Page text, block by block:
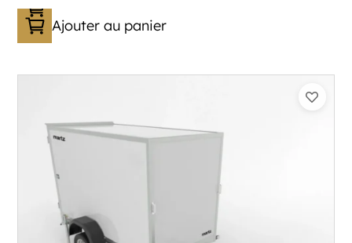
PTAC :300-750
Poids à vide (kg) :
Longueur utile (mm) :
Plancher :
Plancher en contreplaqué massif
Ajouter au panier